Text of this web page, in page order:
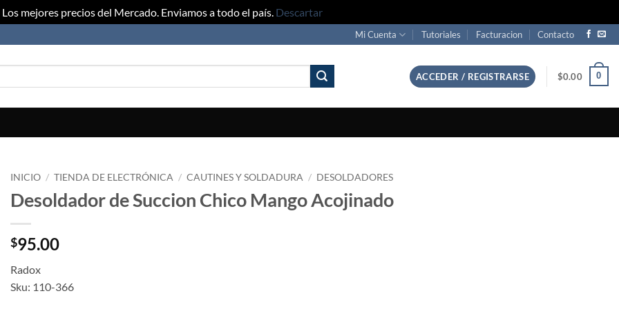
Los mejores precios del Mercado. Enviamos a todo el país. Descartar
Mi Cuenta Tutoriales Facturacion Contacto
ACCEDER / REGISTRARSE $0.00 0
INICIO / TIENDA DE ELECTRÓNICA / CAUTINES Y SOLDADURA / DESOLDADORES
Desoldador de Succion Chico Mango Acojinado
$95.00
Radox
Sku: 110-366